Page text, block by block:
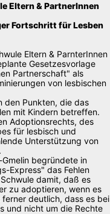
Eltern & PartnerInnen
Fortschritt für Lesben
Eltern & ParnterInnen
Gesetzesvorlage
Partnerschaft" als
von lesbischen
den Punkten, die das
mit Kindern betreffen.
Adoptionsrechts, des
für lesbisch und
Unterstützung von
begründete in
Express" das Fehlen
damit, daß es
zu adoptieren, wenn es
deutlich, dass es bei
und nicht um die Rechte